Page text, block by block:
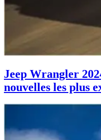
Jeep Wrangler
nouvelles les plus